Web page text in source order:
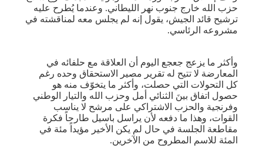
حزب الله خارج جنوب نهر الليطاني. وعندما يُطرح عليه
ترشيح قائد الجيش، يقول إنه لم يجلس معه لمناقشته في
مشروعه الرئاسي.
وأكثر ما يزعج جعجع اليوم أن العلاقة مع حلفائه في
المعارضة لا تتيح له تقرير مصير الاستحقاق وحده رغم
كل التحولات التي حصلت، وأكثر ما يتخوّف منه هو
حصول اتفاق بينَ الثنائي أمل وحزب الله والتيار الوطني
وفرنجية والحزب الاشتراكي على مرشح لا يناسب
القوات، وهذا ما دفعه لأن يراسل باسيل طارحاً فكرة
مقاطعة الجلسة في حال لم يكن الأخير مؤيداً مئة في
المئة للاسم المطروح من الآخرين.